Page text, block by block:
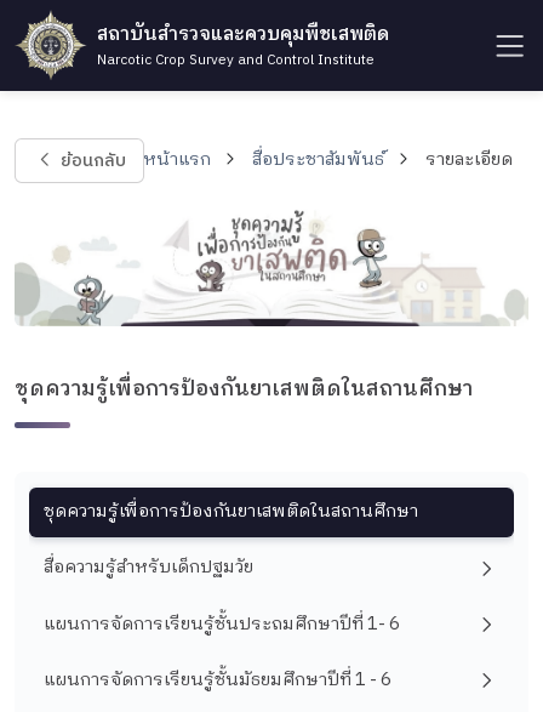
สถาบันสำรวจและควบคุมพืชเสพติด
Narcotic Crop Survey and Control Institute
ย้อนกลับ หน้าแรก สื่อประชาสัมพันธ์ รายละเอียด
ชุดความรู้เพื่อการป้องกันยาเสพติดในสถานศึกษา
ชุดความรู้เพื่อการป้องกันยาเสพติดในสถานศึกษา
สื่อความรู้สำหรับเด็กปฐมวัย
แผนการจัดการเรียนรู้ชั้นประถมศึกษาปีที่ 1- 6
แผนการจัดการเรียนรู้ชั้นมัธยมศึกษาปีที่ 1 - 6